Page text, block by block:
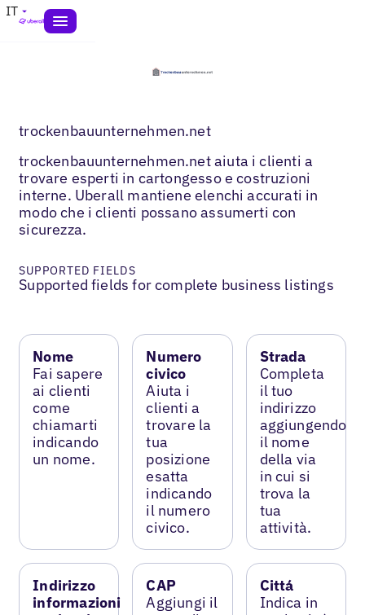
IT
trockenbauunternehmen.net
trockenbauunternehmen.net aiuta i clienti a
trovare esperti in cartongesso e costruzioni
interne. Uberall mantiene elenchi accurati in
modo che i clienti possano assumerti con
sicurezza.
SUPPORTED FIELDS
Supported fields for complete business listings
Nome
Fai sapere
ai clienti
come
chiamarti
indicando
un nome.
Numero
civico
Aiuta i
clienti a
trovare la
tua
posizione
esatta
indicando
il numero
civico.
Strada
Completa
il tuo
indirizzo
aggiungendo
il nome
della via
in cui si
trova la
tua
attività.
Indirizzo
informazioni
CAP
Aggiungi il
Cittá
Indica in